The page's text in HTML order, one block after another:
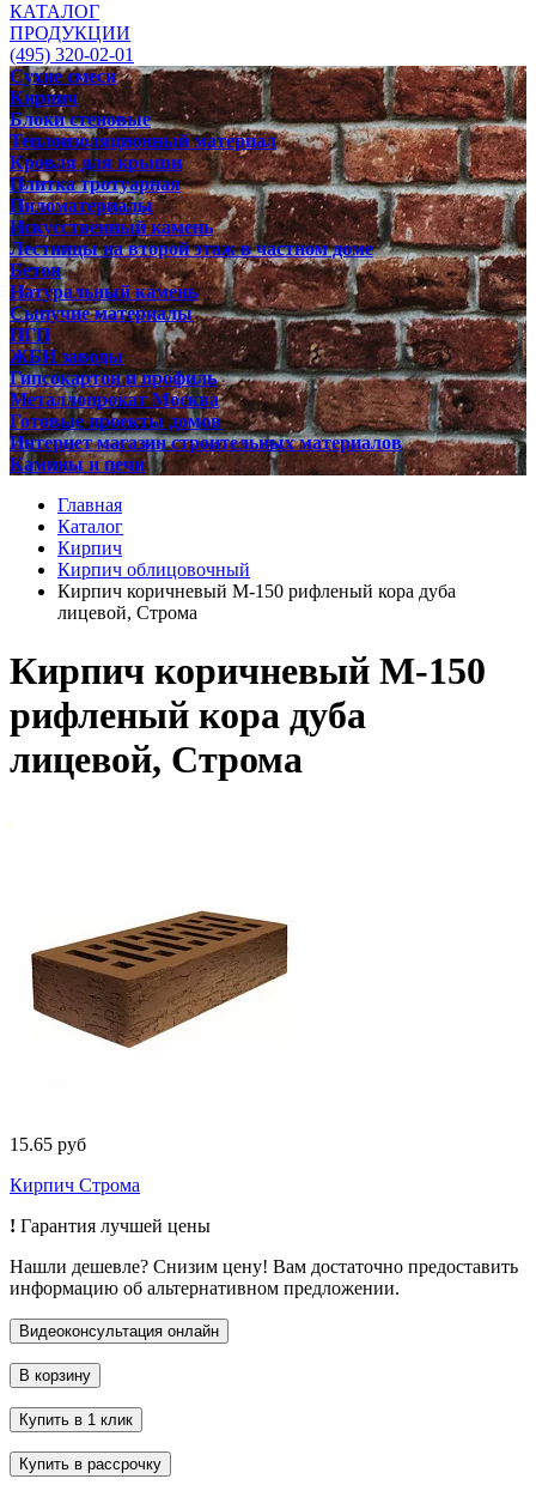
КАТАЛОГ
ПРОДУКЦИИ
(495) 320-02-01
Сухие смеси
Кирпич
Блоки стеновые
Теплоизоляционный материал
Кровля для крыши
Плитка тротуарная
Пиломатериалы
Искусственный камень
Лестницы на второй этаж в частном доме
Бетон
Натуральный камень
Сыпучие материалы
ПГП
ЖБИ заводы
Гипсокартон и профиль
Металлопрокат Москва
Готовые проекты домов
Интернет магазин строительных материалов
Камины и печи
Главная
Каталог
Кирпич
Кирпич облицовочный
Кирпич коричневый М-150 рифленый кора дуба
лицевой, Строма
Кирпич коричневый М-150
рифленый кора дуба
лицевой, Строма
15.65 руб
Кирпич Строма
! Гарантия лучшей цены
Нашли дешевле? Снизим цену! Вам достаточно предоставить
информацию об альтернативном предложении.